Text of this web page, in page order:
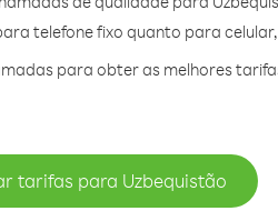
telefone fixo quanto para
para obter as melhores
tarifas para Uzbequistão